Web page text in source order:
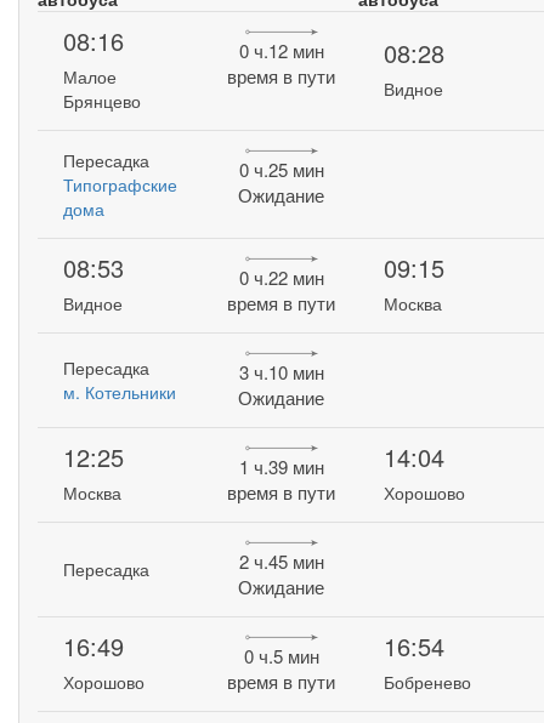
08:16
Малое
Брянцево
0 ч.12 мин
время в пути
08:28
Видное
Пересадка
Типографские
дома
0 ч.25 мин
Ожидание
08:53
Видное
0 ч.22 мин
время в пути
09:15
Москва
Пересадка
м. Котельники
3 ч.10 мин
Ожидание
12:25
Москва
1 ч.39 мин
время в пути
14:04
Хорошово
Пересадка
2 ч.45 мин
Ожидание
16:49
Хорошово
0 ч.5 мин
время в пути
16:54
Бобренево